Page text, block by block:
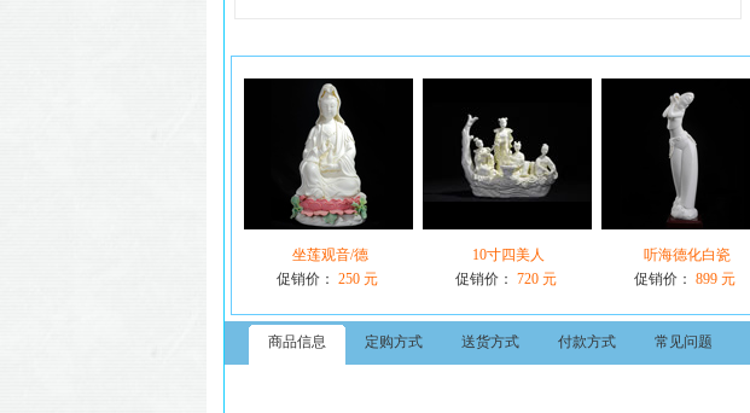
坐莲观音/德
促销价： 250 元
10寸四美人
促销价： 720 元
听海德化白瓷
促销价： 899 元
商品信息 定购方式 送货方式 付款方式 常见问题